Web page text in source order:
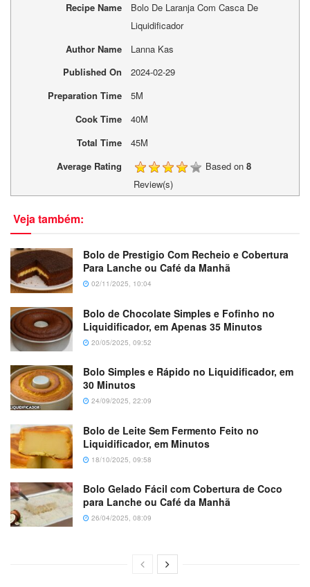
Recipe Name
Bolo De Laranja Com Casca De
Liquidificador
Author Name
Lanna Kas
Published On
2024-02-29
Preparation Time
5M
Cook Time
40M
Total Time
45M
Average Rating
Based on 8
Review(s)
Veja também:
Bolo de Prestigio Com Recheio e Cobertura
Para Lanche ou Café da Manhã
02/11/2025, 10:04
Bolo de Chocolate Simples e Fofinho no
Liquidificador, em Apenas 35 Minutos
20/05/2025, 09:52
Bolo Simples e Rápido no Liquidificador, em
30 Minutos
24/09/2025, 22:09
Bolo de Leite Sem Fermento Feito no
Liquidificador, em Minutos
18/10/2025, 09:58
Bolo Gelado Fácil com Cobertura de Coco
para Lanche ou Café da Manhã
26/04/2025, 08:09